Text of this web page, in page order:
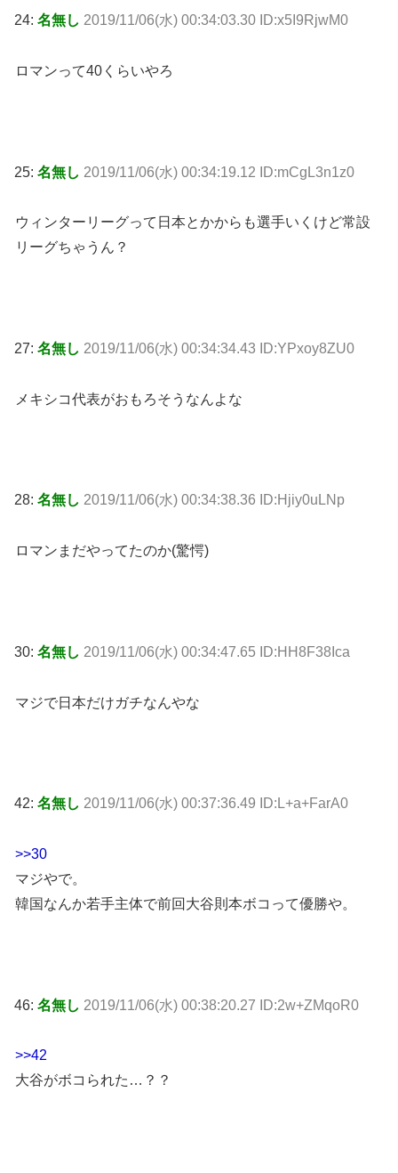
24: 名無し 2019/11/06(水) 00:34:03.30 ID:x5I9RjwM0
ロマンって40くらいやろ
25: 名無し 2019/11/06(水) 00:34:19.12 ID:mCgL3n1z0
ウィンターリーグって日本とかからも選手いくけど常設
リーグちゃうん？
27: 名無し 2019/11/06(水) 00:34:34.43 ID:YPxoy8ZU0
メキシコ代表がおもろそうなんよな
28: 名無し 2019/11/06(水) 00:34:38.36 ID:Hjiy0uLNp
ロマンまだやってたのか(驚愕)
30: 名無し 2019/11/06(水) 00:34:47.65 ID:HH8F38Ica
マジで日本だけガチなんやな
42: 名無し 2019/11/06(水) 00:37:36.49 ID:L+a+FarA0
>>30
マジやで。
韓国なんか若手主体で前回大谷則本ボコって優勝や。
46: 名無し 2019/11/06(水) 00:38:20.27 ID:2w+ZMqoR0
>>42
大谷がボコられた…？？